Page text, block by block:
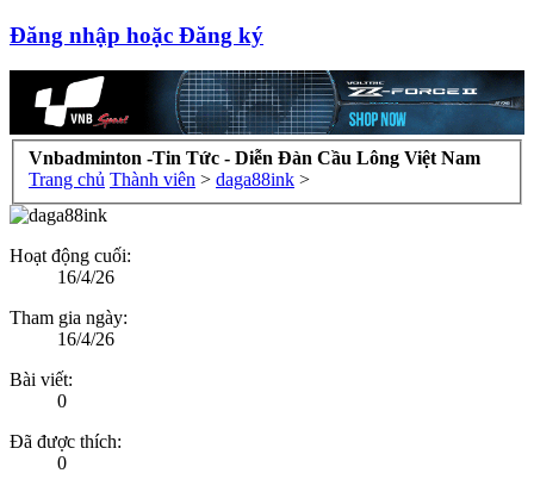
Đăng nhập hoặc Đăng ký
Vnbadminton -Tin Tức - Diễn Đàn Cầu Lông Việt Nam
Trang chủ Thành viên > daga88ink >
Hoạt động cuối:
16/4/26
Tham gia ngày:
16/4/26
Bài viết:
0
Đã được thích:
0